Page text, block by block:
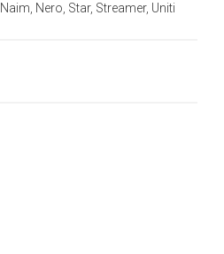
Naim, Nero, Star, Streamer, Uniti